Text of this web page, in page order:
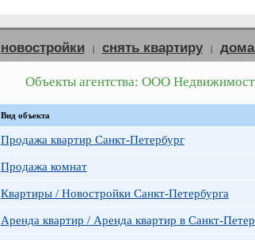
новостройки | снять квартиру |
Объекты агентства: ООО
Вид объекта
Продажа квартир Санкт-Петербург
Продажа комнат
Квартиры / Новостройки Санкт-Петербурга
Аренда квартир / Аренда квартир в Санкт-